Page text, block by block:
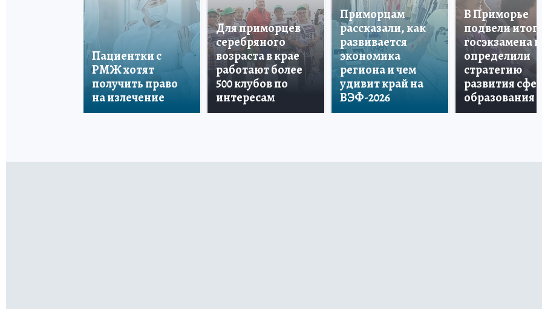
Пациентки с
РМЖ хотят
получить право
на излечение
Для приморцев
серебряного
возраста в крае
работают более
500 клубов по
интересам
Приморцам
рассказали, как
развивается
экономика
региона и чем
удивит край на
ВЭФ-2026
В Приморье
подвели итоги
госэкзамена и
определили
стратегию
развития
образования